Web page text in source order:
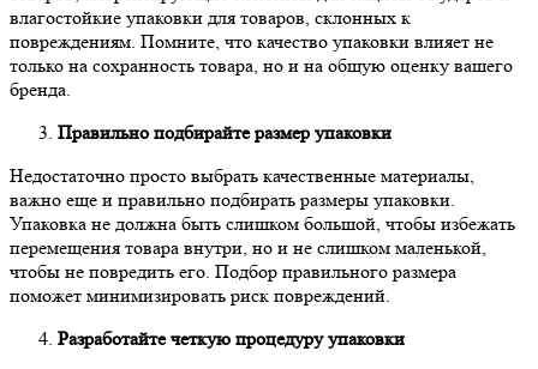
влагостойкие упаковки для товаров, склонных к
повреждениям. Помните, что качество упаковки влияет не
только на сохранность товара, но и на общую оценку вашего
бренда.
Правильно подбирайте размер упаковки
Недостаточно просто выбрать качественные материалы,
важно еще и правильно подбирать размеры упаковки.
Упаковка не должна быть слишком большой, чтобы избежать
перемещения товара внутри, но и не слишком маленькой,
чтобы не повредить его. Подбор правильного размера
поможет минимизировать риск повреждений.
Разработайте четкую процедуру упаковки